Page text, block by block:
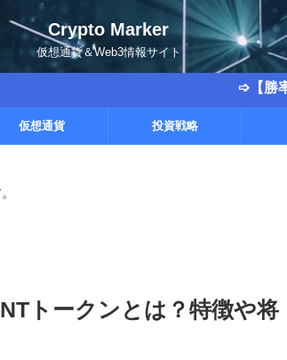
Crypto Marker
仮想通貨＆Web3情報サイト
➩【勝率9割越えの実
仮想通貨 投資戦略
トークンとは？特徴や将